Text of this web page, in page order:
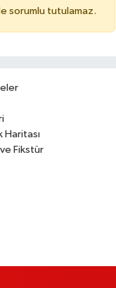
sorumlu tutulamaz.
Haritası
Fikstür